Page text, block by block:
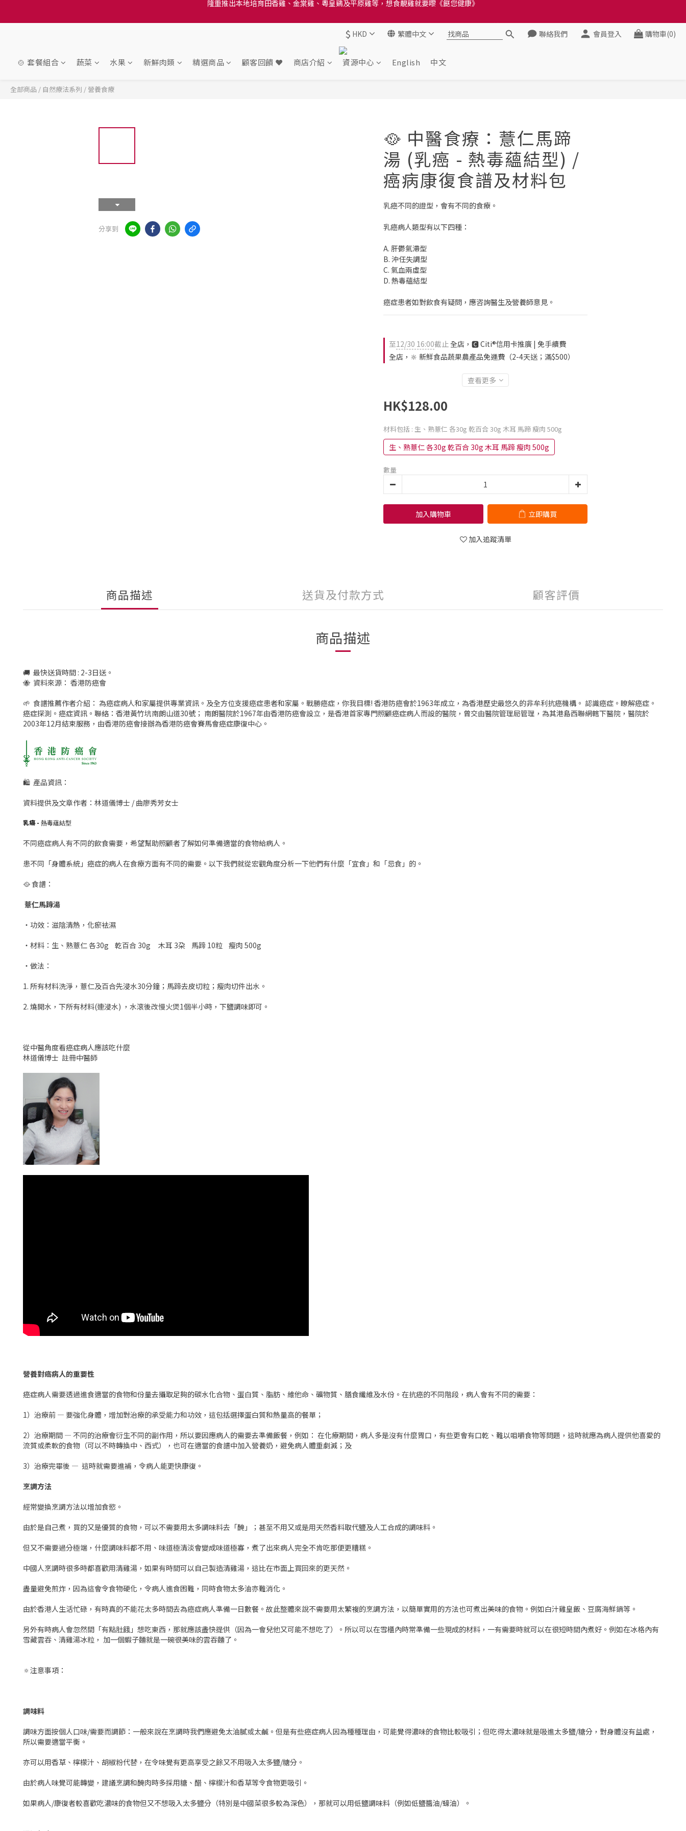
隆重推出本地培育田香雞、金棠雞、粵皇鷄及平原雞等，想食靚雞就要嚟《餸您健康》
訂單結帳注意事項：送貨方法中選擇區域 - 然後當填寫地址時, 請小心選擇分區及區域, 因資料錯誤會影響前往結帳
$ HKD 繁體中文 聯絡我們 會員登入 購物車(0)
🍲 套餐組合 蔬菜 水果 新鮮肉類 精選商品 顧客回饋 ❤️ 商店介紹 資源中心 English 中文
全部商品 / 自然療法系列 / 營養食療
分享到
🥘 中醫食療：薏仁馬蹄
湯 (乳癌 - 熱毒蘊結型) /
癌病康復食譜及材料包
乳癌不同的證型，會有不同的食療。
乳癌病人類型有以下四種：
A. 肝鬱氣滯型
B. 沖任失調型
C. 氣血兩虛型
D. 熱毒蘊結型
癌症患者如對飲食有疑問，應咨詢醫生及營養師意見。
至12/30 16:00截止全店，🅲 Citi®信用卡推廣 | 免手續費
全店，🔆 新鮮食品蔬果農產品免運費（2-4天送；滿$500）
查看更多
HK$128.00
材料包括 : 生、熟薏仁 各30g 乾百合 30g 木耳 馬蹄 瘦肉 500g
生、熟薏仁 各30g 乾百合 30g 木耳 馬蹄 瘦肉 500g
數量
加入購物車 立即購買
加入追蹤清單
商品描述 送貨及付款方式 顧客評價
商品描述
🚚 最快送貨時間 : 2-3日送。
🐝 資料來源： 香港防癌會
🌱 食譜推薦作者介紹： 為癌症病人和家屬提供專業資訊。及全方位支援癌症患者和家屬。戰勝癌症，你我目標! 香港防癌會於1963年成立，為香港歷史最悠久的非牟利抗癌機構。 認識癌症。瞭解癌症。
癌症探測。癌症資訊。聯絡：香港黃竹坑南朗山道30號； 南朗醫院於1967年由香港防癌會設立，是香港首家專門照顧癌症病人而設的醫院，曾交由醫院管理局管理，為其港島西聯網轄下醫院，醫院於
2003年12月結束服務，由香港防癌會接辦為香港防癌會賽馬會癌症康復中心。
🛍 產品資訊：
資料提供及文章作者：林道儀博士 / 曲廖秀芳女士
乳癌 - 熱毒蘊結型
不同癌症病人有不同的飲食需要，希望幫助照顧者了解如何準備適當的食物給病人。
患不同「身體系統」癌症的病人在食療方面有不同的需要。以下我們就從宏觀角度分析一下他們有什麼「宜食」和「忌食」的。
🥘 食譜：
薏仁馬蹄湯
・功效：滋陰清熱，化瘀袪濕
・材料：生、熟薏仁 各30g 乾百合 30g 木耳 3朶 馬蹄 10粒 瘦肉 500g
・做法：
1. 所有材料洗淨，薏仁及百合先浸水30分鐘；馬蹄去皮切粒；瘦肉切件出水。
2. 燒開水，下所有材料(連浸水) ，水滾後改慢火煲1個半小時，下鹽調味即可。
從中醫角度看癌症病人應該吃什麼
林道儀博士 註冊中醫師
營養對癌病人的重要性
癌症病人需要透過進食適當的食物和份量去攝取足夠的碳水化合物、蛋白質、脂肪、維他命、礦物質、膳食纖維及水份。在抗癌的不同階段，病人會有不同的需要：
1）治療前 — 要強化身體，增加對治療的承受能力和功效，這包括選擇蛋白質和熱量高的餐單；
2）治療期間 — 不同的治療會衍生不同的副作用，所以要因應病人的需要去準備飯餐，例如： 在化療期間，病人多是沒有什麼胃口，有些更會有口乾、難以咀嚼食物等問題，這時就應為病人提供他喜愛的
流質或柔軟的食物（可以不時轉換中、西式），也可在適當的食譜中加入營養奶，避免病人體重劇減；及
3）治療完畢後 — 這時就需要進補，令病人能更快康復。
烹調方法
經常變換烹調方法以增加食慾。
由於是自己煮，買的又是優質的食物，可以不需要用太多調味料去「醃」；甚至不用又或是用天然香料取代鹽及人工合成的調味料。
但又不需要過分極端，什麼調味料都不用、味道極清淡會變成味道極寡，煮了出來病人完全不肯吃那便更糟糕。
中國人烹調時很多時都喜歡用清雞湯，如果有時間可以自己製造清雞湯，這比在市面上買回來的更天然。
盡量避免煎炸，因為這會令食物硬化，令病人進食困難，同時食物太多油亦難消化。
由於香港人生活忙碌，有時真的不能花太多時間去為癌症病人準備一日數餐。故此整體來說不需要用太繁複的烹調方法，以簡單實用的方法也可煮出美味的食物。例如白汁雞皇飯、豆腐海鮮鍋等。
另外有時病人會忽然間「有點肚餓」想吃東西，那就應該盡快提供（因為一會兒他又可能不想吃了）。所以可以在雪櫃內時常準備一些現成的材料，一有需要時就可以在很短時間內煮好。例如在冰格內有
雪藏雲吞、清雞湯冰粒， 加一個蝦子麵就是一碗很美味的雲吞麵了。
🔅注意事項：
調味料
調味方面按個人口味/需要而調節：一般來說在烹調時我們應避免太油膩或太鹹。但是有些癌症病人因為種種理由，可能覺得濃味的食物比較吸引；但吃得太濃味就是吸進太多鹽/糖分，對身體沒有益處，
所以需要適當平衡。
亦可以用香草、檸檬汁、胡椒粉代替，在令味覺有更高享受之餘又不用吸入太多鹽/糖分。
由於病人味覺可能轉變，建議烹調和醃肉時多採用糖、醋、檸檬汁和香草等令食物更吸引。
如果病人/康復者較喜歡吃濃味的食物但又不想吸入太多鹽分（特別是中國菜很多較為深色），那就可以用低鹽調味料（例如低鹽醬油/蠔油）。